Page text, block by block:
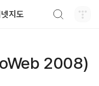
지도
2008)